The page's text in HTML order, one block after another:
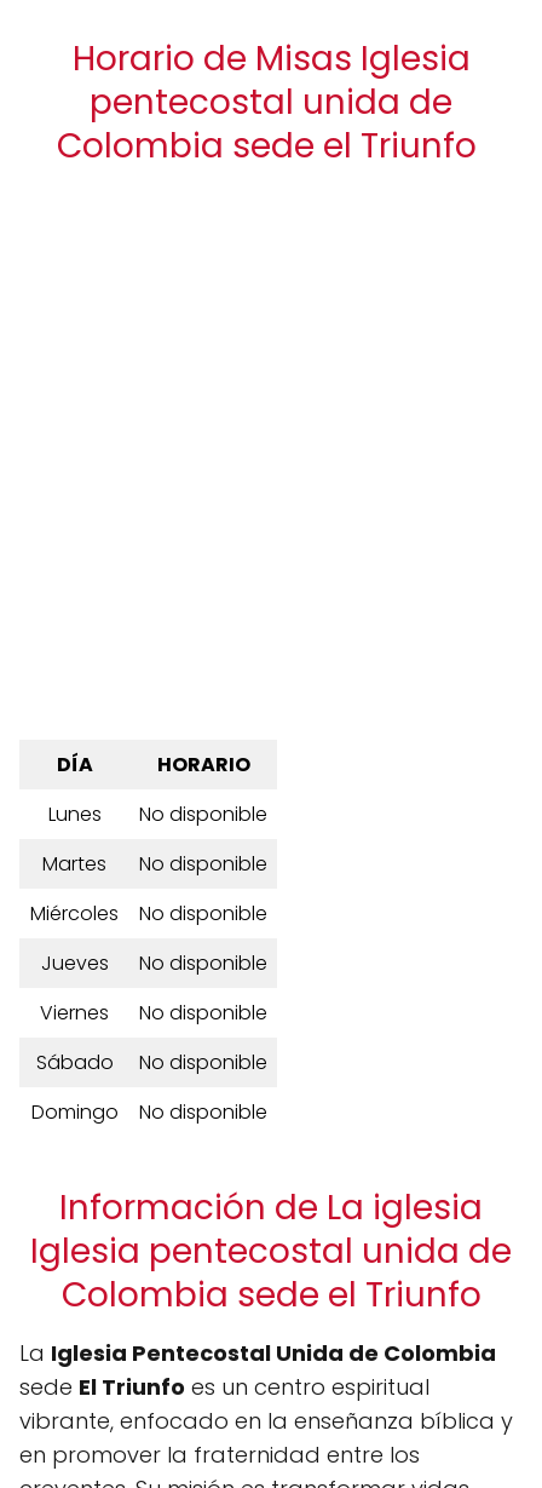
Horario de Misas Iglesia
pentecostal unida de
Colombia sede el Triunfo
DÍA
HORARIO
Lunes
No disponible
Martes
No disponible
Miércoles
No disponible
Jueves
No disponible
Viernes
No disponible
Sábado
No disponible
Domingo
No disponible
Información de La iglesia
Iglesia pentecostal unida de
Colombia sede el Triunfo
La Iglesia Pentecostal Unida de Colombia
sede El Triunfo es un centro espiritual
vibrante, enfocado en la enseñanza bíblica y
en promover la fraternidad entre los